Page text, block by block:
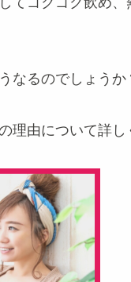
なるのでしょうか
理由について詳し